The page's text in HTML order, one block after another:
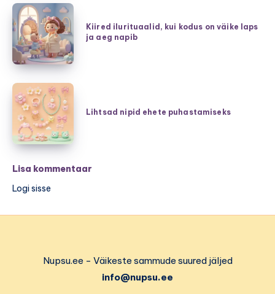
mugavus
ühes
burgund,
hubane
šikk
ning
pehmed
kudumid
Kiired
ilurituaalid,
kui
kodus
on
väike
laps
ja
aeg
napib
Kiired ilurituaalid, kui kodus on väike laps
ja aeg napib
Lihtsad
nipid
ehete
puhastamiseks
Lihtsad nipid ehete puhastamiseks
Lisa kommentaar
Logi sisse
Nupsu.ee - Väikeste sammude suured jäljed
info@nupsu.ee